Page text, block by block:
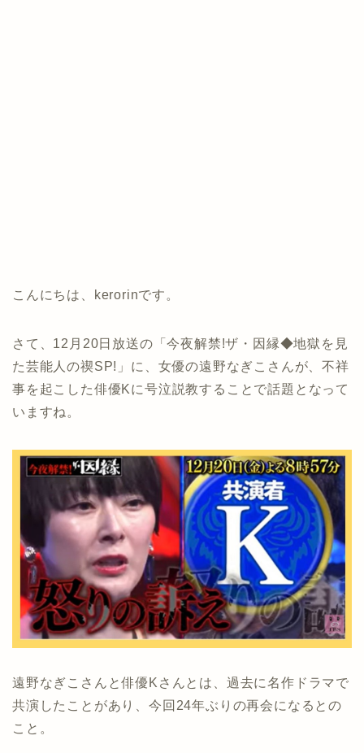
こんにちは、kerorinです。
さて、12月20日放送の「今夜解禁!ザ・因縁◆地獄を見
た芸能人の禊SP!」に、女優の遠野なぎこさんが、不祥
事を起こした俳優Kに号泣説教することで話題となって
いますね。
遠野なぎこさんと俳優Kさんとは、過去に名作ドラマで
共演したことがあり、今回24年ぶりの再会になるとの
こと。